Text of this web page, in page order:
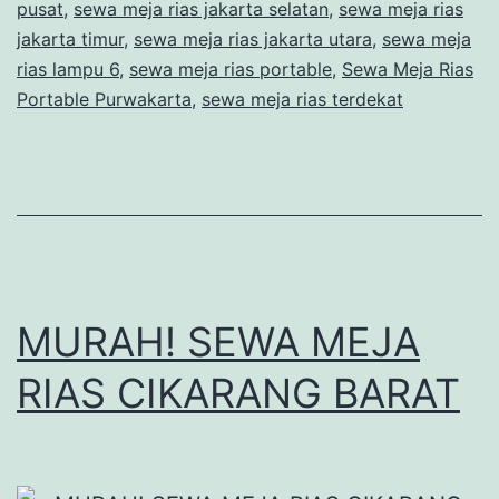
pusat, sewa meja rias jakarta selatan, sewa meja rias
jakarta timur, sewa meja rias jakarta utara, sewa meja
rias lampu 6, sewa meja rias portable, Sewa Meja Rias
Portable Purwakarta, sewa meja rias terdekat
MURAH! SEWA MEJA
RIAS CIKARANG BARAT